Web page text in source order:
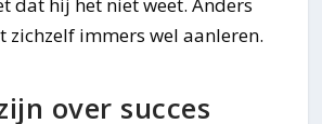
dat hij het niet weet. Anders
zichzelf immers wel aanleren.
over succes